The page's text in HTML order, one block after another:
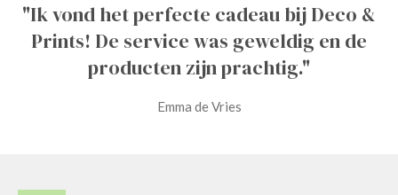
"Ik vond het perfecte cadeau bij Deco &
Prints! De service was geweldig en de
producten zijn prachtig."
Emma de Vries